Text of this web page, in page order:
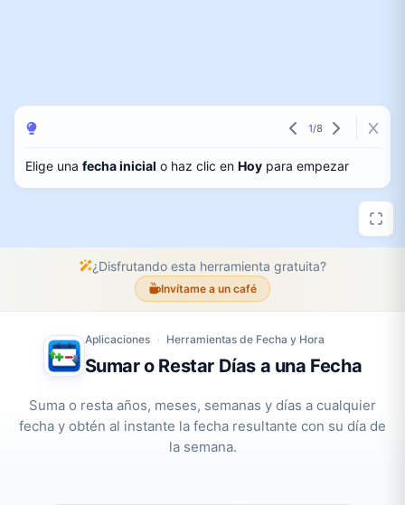
Aplicaciones › Herramientas de Fecha y Hora
Sumar o Restar Días a una Fecha
Suma o resta años, meses, semanas y días a cualquier
fecha y obtén al instante la fecha resultante con su día de
la semana.
Elige una fecha inicial o haz clic en Hoy para empezar
1/8
¿Disfrutando esta herramienta gratuita?
Invítame a un café